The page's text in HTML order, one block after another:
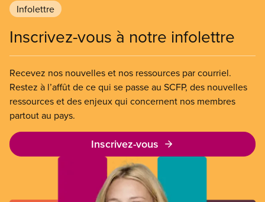
Infolettre
Inscrivez-vous à notre infolettre
Recevez nos nouvelles et nos ressources par courriel.
Restez à l’affût de ce qui se passe au SCFP, des nouvelles
ressources et des enjeux qui concernent nos membres
partout au pays.
Inscrivez-vous